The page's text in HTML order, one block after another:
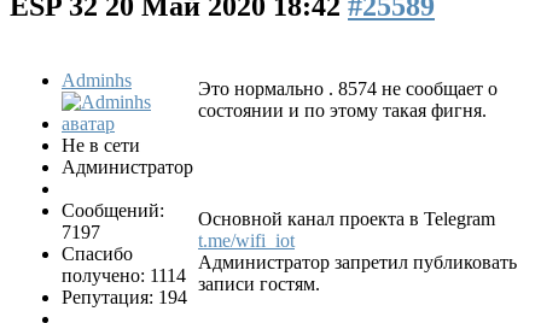
Adminhs
Не в сети
Администратор
Сообщений:
7197
Спасибо
получено: 1114
Репутация: 194
Это нормально . 8574 не сообщает о
состоянии и по этому такая фигня.
Основной канал проекта в Telegram
t.me/wifi_iot
Администратор запретил публиковать
записи гостям.